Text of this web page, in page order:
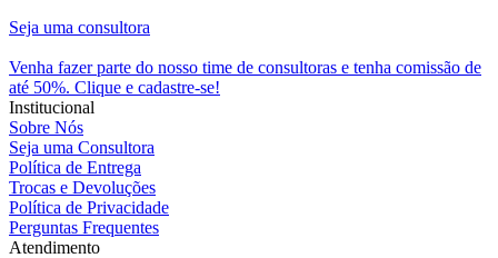
Seja uma consultora
Venha fazer parte do nosso time de consultoras e tenha comissão de
até 50%. Clique e cadastre-se!
Institucional
Sobre Nós
Seja uma Consultora
Política de Entrega
Trocas e Devoluções
Política de Privacidade
Perguntas Frequentes
Atendimento